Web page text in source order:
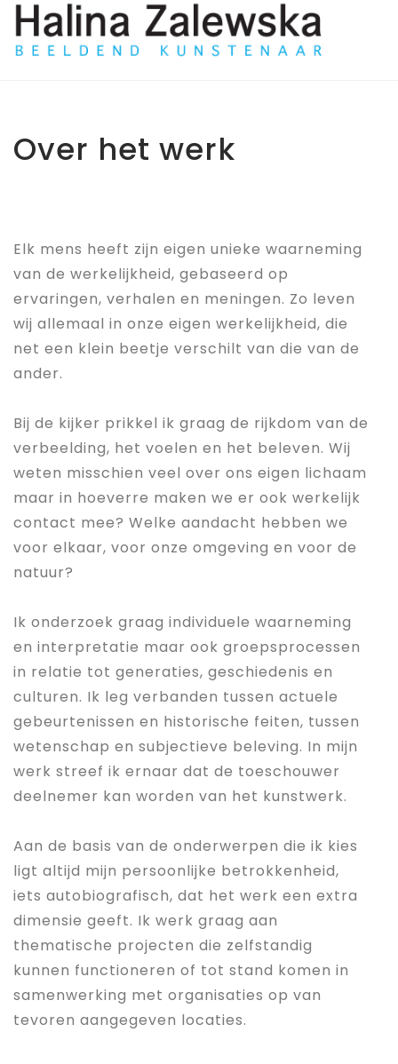
Over het werk
Elk mens heeft zijn eigen unieke waarneming
van de werkelijkheid, gebaseerd op
ervaringen, verhalen en meningen. Zo leven
wij allemaal in onze eigen werkelijkheid, die
net een klein beetje verschilt van die van de
ander.
Bij de kijker prikkel ik graag de rijkdom van de
verbeelding, het voelen en het beleven. Wij
weten misschien veel over ons eigen lichaam
maar in hoeverre maken we er ook werkelijk
contact mee? Welke aandacht hebben we
voor elkaar, voor onze omgeving en voor de
natuur?
Ik onderzoek graag individuele waarneming
en interpretatie maar ook groepsprocessen
in relatie tot generaties, geschiedenis en
culturen. Ik leg verbanden tussen actuele
gebeurtenissen en historische feiten, tussen
wetenschap en subjectieve beleving. In mijn
werk streef ik ernaar dat de toeschouwer
deelnemer kan worden van het kunstwerk.
Aan de basis van de onderwerpen die ik kies
ligt altijd mijn persoonlijke betrokkenheid,
iets autobiografisch, dat het werk een extra
dimensie geeft. Ik werk graag aan
thematische projecten die zelfstandig
kunnen functioneren of tot stand komen in
samenwerking met organisaties op van
tevoren aangegeven locaties.